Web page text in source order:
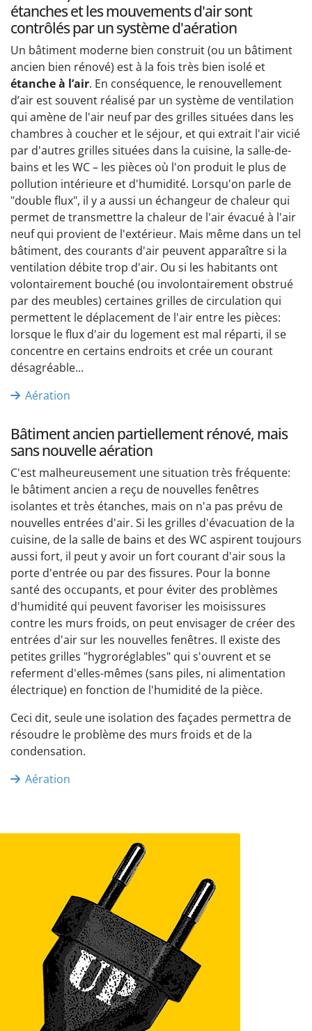
étanches et les mouvements d'air sont
contrôlés par un système d'aération
Un bâtiment moderne bien construit (ou un bâtiment
ancien bien rénové) est à la fois très bien isolé et
étanche à l’air. En conséquence, le renouvellement
d’air est souvent réalisé par un système de ventilation
qui amène de l'air neuf par des grilles situées dans les
chambres à coucher et le séjour, et qui extrait l'air vicié
par d'autres grilles situées dans la cuisine, la salle-de-
bains et les WC – les pièces où l'on produit le plus de
pollution intérieure et d'humidité. Lorsqu'on parle de
"double flux", il y a aussi un échangeur de chaleur qui
permet de transmettre la chaleur de l'air évacué à l'air
neuf qui provient de l'extérieur. Mais même dans un tel
bâtiment, des courants d'air peuvent apparaître si la
ventilation débite trop d'air. Ou si les habitants ont
volontairement bouché (ou involontairement obstrué
par des meubles) certaines grilles de circulation qui
permettent le déplacement de l'air entre les pièces:
lorsque le flux d'air du logement est mal réparti, il se
concentre en certains endroits et crée un courant
désagréable...
Aération
Bâtiment ancien partiellement rénové, mais
sans nouvelle aération
C'est malheureusement une situation très fréquente:
le bâtiment ancien a reçu de nouvelles fenêtres
isolantes et très étanches, mais on n'a pas prévu de
nouvelles entrées d'air. Si les grilles d'évacuation de la
cuisine, de la salle de bains et des WC aspirent toujours
aussi fort, il peut y avoir un fort courant d'air sous la
porte d'entrée ou par des fissures. Pour la bonne
santé des occupants, et pour éviter des problèmes
d'humidité qui peuvent favoriser les moisissures
contre les murs froids, on peut envisager de créer des
entrées d'air sur les nouvelles fenêtres. Il existe des
petites grilles "hygroréglables" qui s'ouvrent et se
referment d'elles-mêmes (sans piles, ni alimentation
électrique) en fonction de l'humidité de la pièce.
Ceci dit, seule une isolation des façades permettra de
résoudre le problème des murs froids et de la
condensation.
Aération